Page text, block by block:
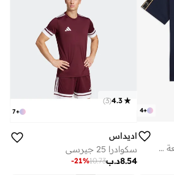
+
4
تيشيرت مريح بقصة واسعة وشرائط أساسية مرتفعة
+
7
4.3
(
3
)
اديداس
سكوادرا 25 جيرسي
د.ب8.54
10.73
-21%